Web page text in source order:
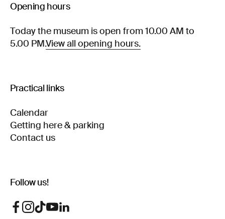
Opening hours
Today the museum is open from 10.00 AM to
5.00 PM.View all opening hours.
Practical links
Calendar
Getting here & parking
Contact us
Follow us!